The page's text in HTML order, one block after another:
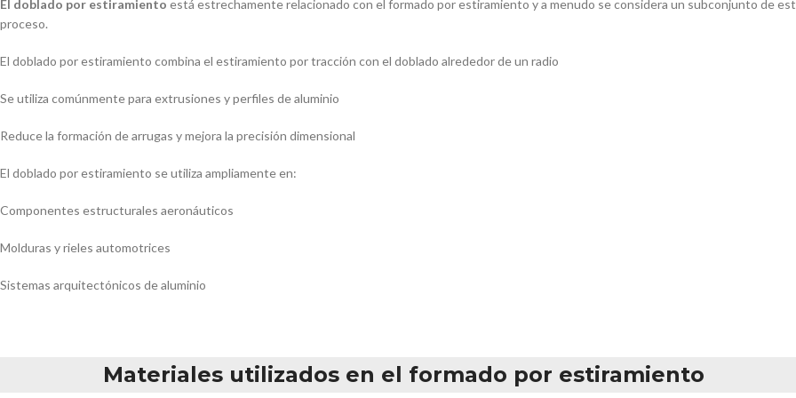
El doblado por estiramiento está estrechamente relacionado con el formado por estiramiento y a menudo se considera un subconjunto de
proceso.
El doblado por estiramiento combina el estiramiento por tracción con el doblado alrededor de un radio
Se utiliza comúnmente para extrusiones y perfiles de aluminio
Reduce la formación de arrugas y mejora la precisión dimensional
El doblado por estiramiento se utiliza ampliamente en:
Componentes estructurales aeronáuticos
Molduras y rieles automotrices
Sistemas arquitectónicos de aluminio
Materiales utilizados en el formado por estiramiento